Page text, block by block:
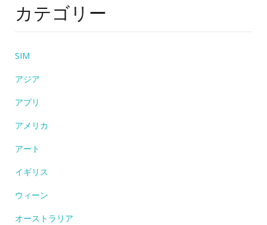
カテゴリー
SIM
アジア
アプリ
アメリカ
アート
イギリス
ウィーン
オーストラリア